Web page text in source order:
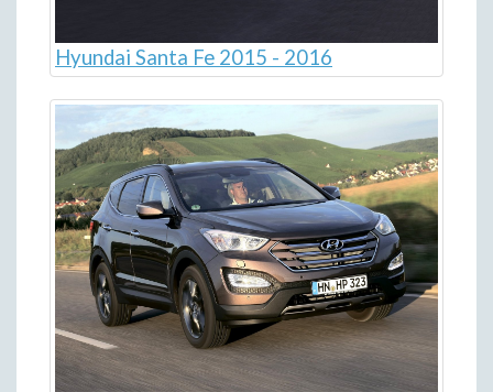
Hyundai Santa Fe 2015 - 2016